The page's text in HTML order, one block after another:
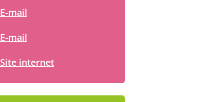
E-mail
E-mail
Site internet